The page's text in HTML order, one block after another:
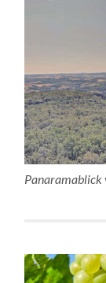
Panaramablick